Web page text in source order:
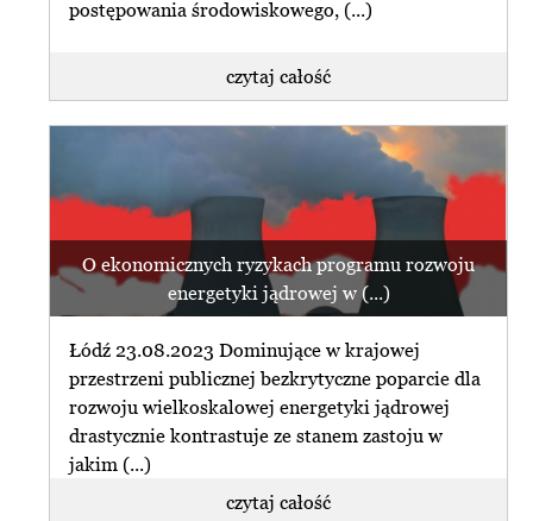
postępowania środowiskowego, (...)
czytaj całość
O ekonomicznych ryzykach programu rozwoju
energetyki jądrowej w (...)
Łódź 23.08.2023 Dominujące w krajowej
przestrzeni publicznej bezkrytyczne poparcie dla
rozwoju wielkoskalowej energetyki jądrowej
drastycznie kontrastuje ze stanem zastoju w
jakim (...)
czytaj całość